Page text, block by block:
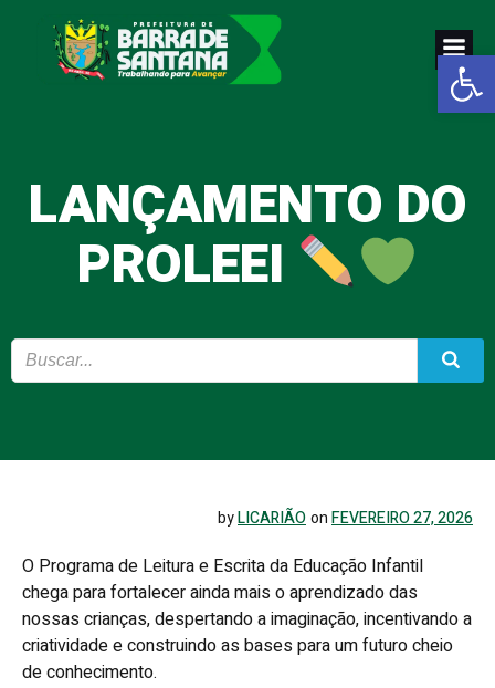
Abrir
Pular
para
o
conteúdo
LANÇAMENTO DO
PROLEEI
byLICARIÃOonFEVEREIRO 27, 2026
O Programa de Leitura e Escrita da Educação Infantil
chega para fortalecer ainda mais o aprendizado das
nossas crianças, despertando a imaginação, incentivando a
criatividade e construindo as bases para um futuro cheio
de conhecimento.